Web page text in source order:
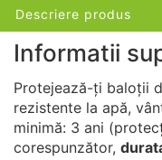
Descriere produs
Informatii
Protejează-ți baloții
rezistente la apă,
minimă: 3 ani
corespunzător,